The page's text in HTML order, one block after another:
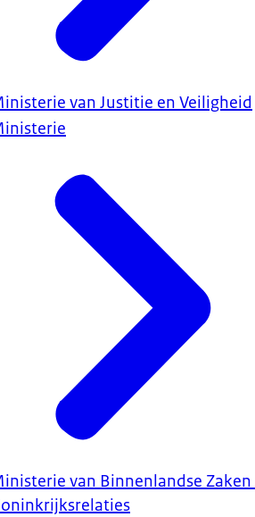
van Justitie en Veiligheid
van Binnenlandse Zaken